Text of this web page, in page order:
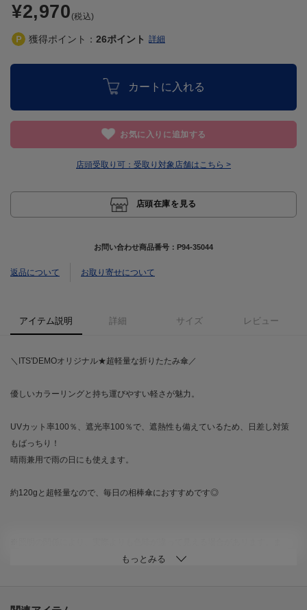
¥2,970 (税込)
獲得ポイント： 26ポイント 詳細
カートに入れる
お気に入りに追加する
店頭受取り可： 受取り対象店舗はこちら >
店頭在庫を見る
お問い合わせ商品番号： P94-35044
返品について お取り寄せについて
アイテム説明 詳細 サイズ レビュー
＼ITS'DEMOオリジナル★超軽量な折りたたみ傘／
優しいカラーリングと持ち運びやすい軽さが魅力。
UVカット率100％、遮光率100％で、遮熱性も備えているため、日差し対策
もばっちり！
晴雨兼用で雨の日にも使えます。
約120gと超軽量なので、毎日の相棒傘におすすめです◎
た、パソコン・スマートフォンなどの環境により、若干製品と画像のカラー